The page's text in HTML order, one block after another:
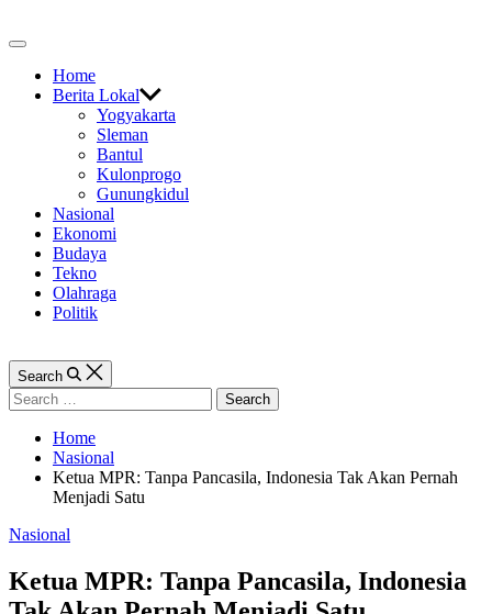
to
Off
CanvasHome
Berita Lokal
Yogyakarta
Sleman
Bantul
Kulonprogo
Gunungkidul
Nasional
Ekonomi
Budaya
Tekno
Olahraga
Politik
Search
Search
for:
Home
Nasional
Ketua MPR: Tanpa Pancasila, Indonesia Tak Akan Pernah
Menjadi Satu
Categories
Nasional
Ketua MPR: Tanpa Pancasila, Indonesia